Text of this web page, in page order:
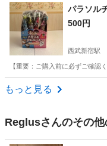
東京 杉並区 西武新宿駅
パラソル
500円
西武新宿駅
【重要：ご購入前に必ずご確
東京 杉並区
もっと見る
Reglusさんのその他